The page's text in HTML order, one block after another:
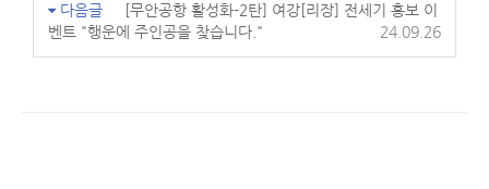
다음글
[무안공항 활성화-2탄] 여강[리장] 전세기 홍보 이
벤트 "행운에 주인공을 찾습니다."
24.09.26